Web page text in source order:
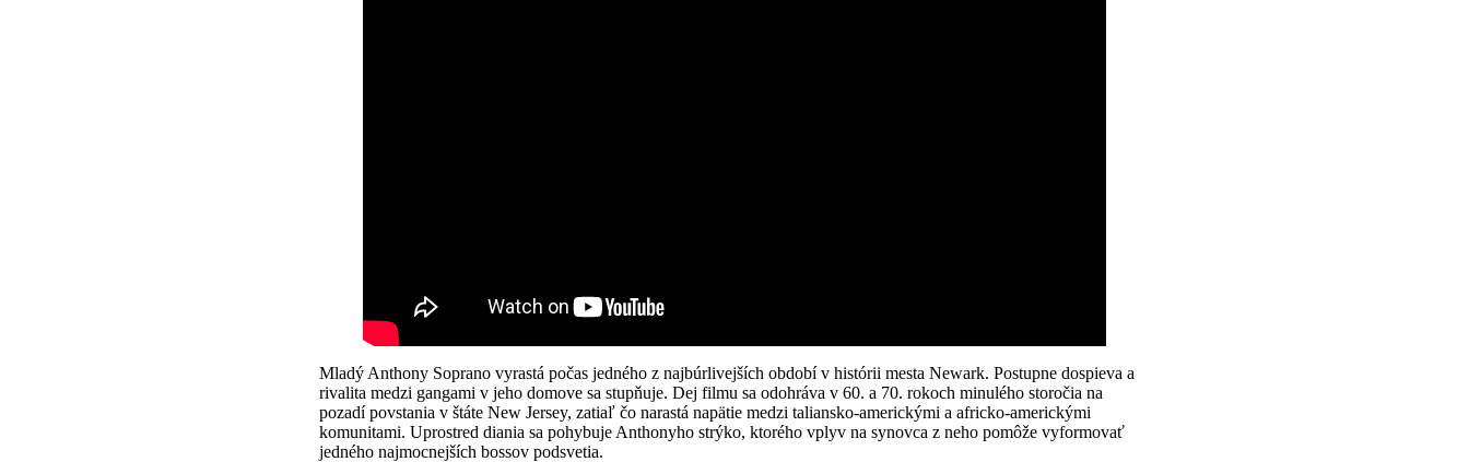
Mladý Anthony Soprano vyrastá počas jedného z najbúrlivejších období v histórii mesta Newark. Postupne dospieva a
rivalita medzi gangami v jeho domove sa stupňuje. Dej filmu sa odohráva v 60. a 70. rokoch minulého storočia na
pozadí povstania v štáte New Jersey, zatiaľ čo narastá napätie medzi taliansko-americkými a africko-americkými
komunitami. Uprostred diania sa pohybuje Anthonyho strýko, ktorého vplyv na synovca z neho pomôže vyformovať
jedného najmocnejších bossov podsvetia.